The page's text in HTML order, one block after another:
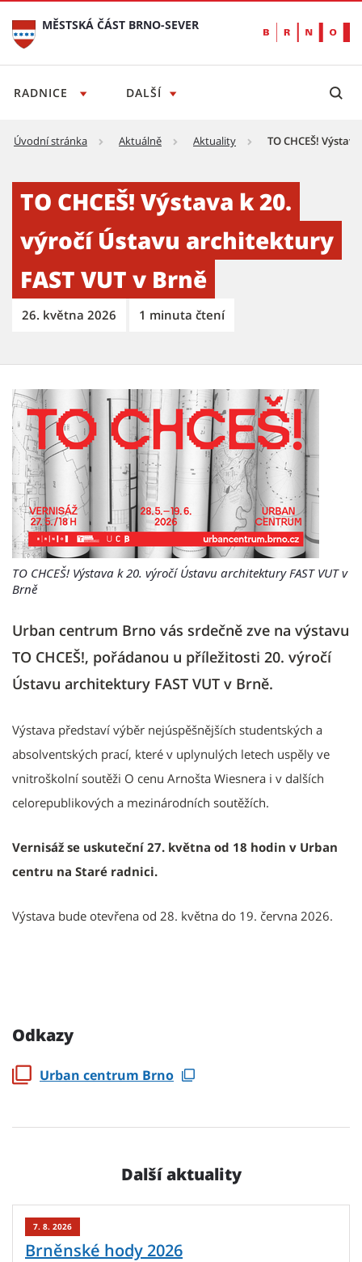
MĚSTSKÁ ČÁST BRNO-SEVER
RADNICE DALŠÍ
Úvodní stránka Aktuálně Aktuality TO CHCEŠ!
TO CHCEŠ! Výstava k 20.
výročí Ústavu architektury
FAST VUT v Brně
26. května 2026 1 minuta čtení
TO CHCEŠ! Výstava k 20. výročí Ústavu architektury FAST VUT v
Brně
Urban centrum Brno vás srdečně zve na výstavu
TO CHCEŠ!, pořádanou u příležitosti 20. výročí
Ústavu architektury FAST VUT v Brně.
Výstava představí výběr nejúspěšnějších studentských a
absolventských prací, které v uplynulých letech uspěly ve
vnitroškolní soutěži O cenu Arnošta Wiesnera i v dalších
celorepublikových a mezinárodních soutěžích.
Vernisáž se uskuteční 27. května od 18 hodin v Urban
centru na Staré radnici.
Výstava bude otevřena od 28. května do 19. června 2026.
Odkazy
Urban centrum Brno
Další aktuality
7. 8. 2026
Brněnské hody 2026